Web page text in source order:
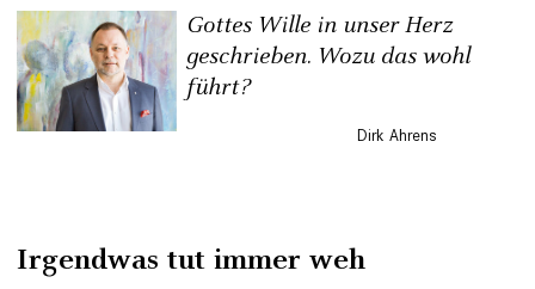
Gottes Wille in unser Herz
geschrieben. Wozu das wohl
führt?
Dirk Ahrens
Irgendwas tut immer weh